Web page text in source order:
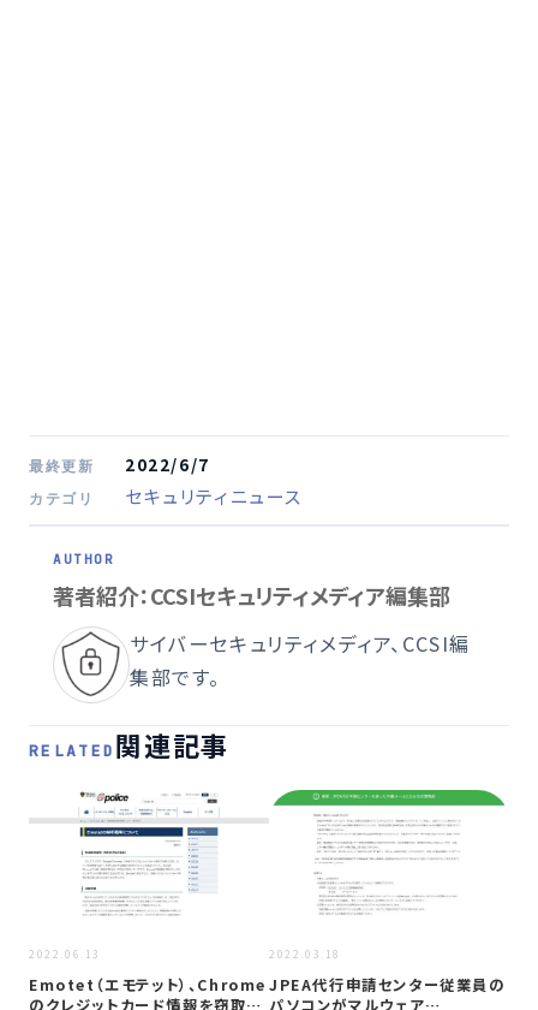
最終更新 2022/6/7
カテゴリ セキュリティニュース
著者紹介：CCSIセキュリティメディア編集部
サイバーセキュリティメディア、CCSI編
集部です。
RELATED 関連記事
2022.06.13
Emotet（エモテット）、Chrome
のクレジットカード情報を窃取…
2022.03.18
JPEA代行申請センター従業員の
パソコンがマルウェア